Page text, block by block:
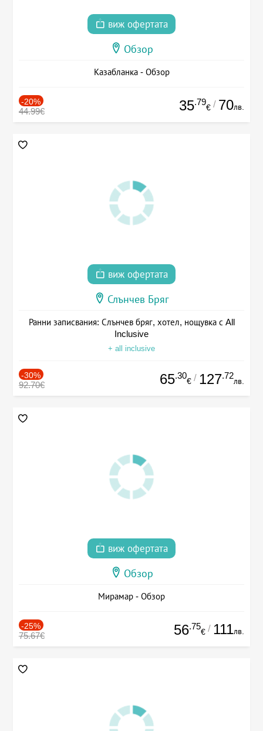
виж офертата
Обзор
Казабланка - Обзор
-20%
44.99€ 35.79
€ / 70лв.
виж офертата
Слънчев Бряг
Ранни записвания: Слънчев бряг, хотел, нощувка с All
Inclusive
+ all inclusive
-30%
92.70€ 65.30
€ / 127.72
лв.
виж офертата
Обзор
Мирамар - Обзор
-25%
75.67€ 56.75
€ / 111лв.